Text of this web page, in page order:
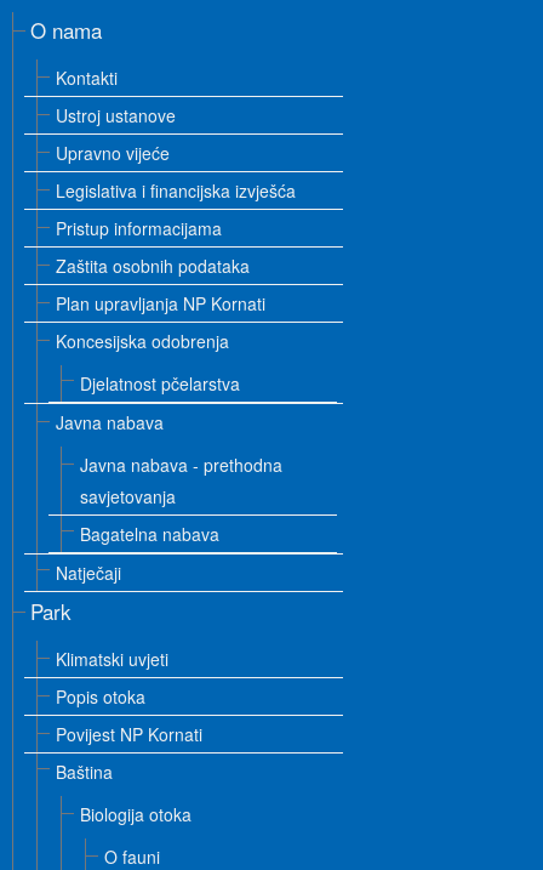
O nama
Kontakti
Ustroj ustanove
Upravno vijeće
Legislativa i financijska izvješća
Pristup informacijama
Zaštita osobnih podataka
Plan upravljanja NP Kornati
Koncesijska odobrenja
Djelatnost pčelarstva
Javna nabava
Javna nabava - prethodna
savjetovanja
Bagatelna nabava
Natječaji
Park
Klimatski uvjeti
Popis otoka
Povijest NP Kornati
Baština
Biologija otoka
O fauni